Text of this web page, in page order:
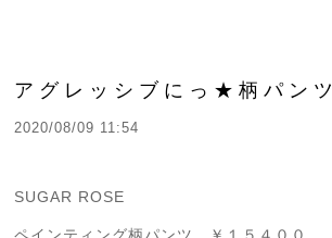
アグレッシブにっ★柄パンツ
2020/08/09 11:54
SUGAR ROSE